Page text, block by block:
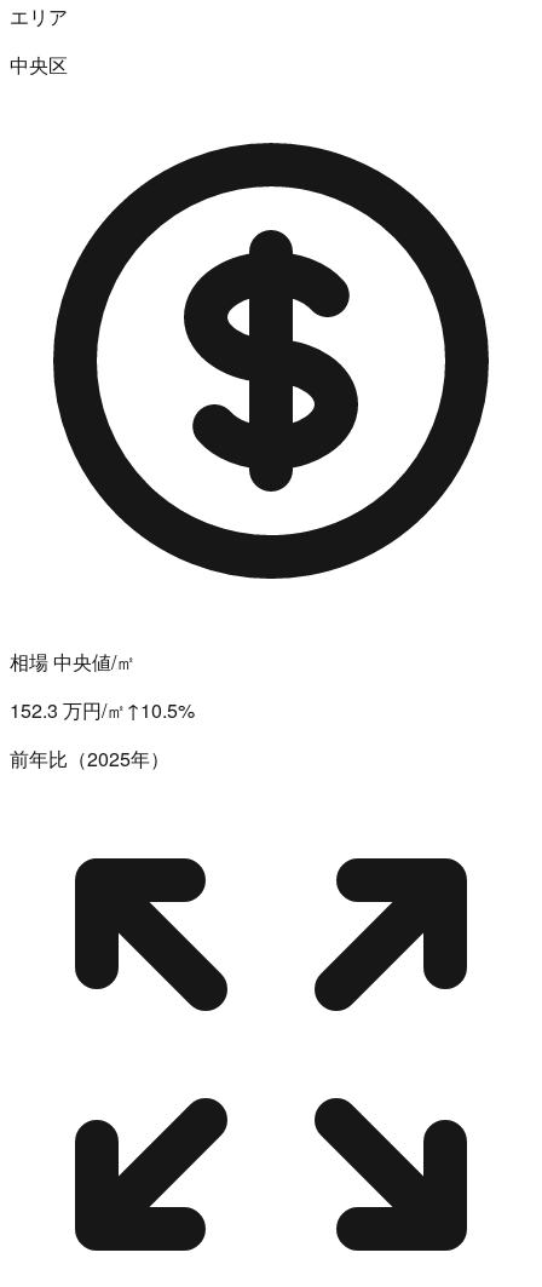
エリア
中央区
相場 中央値/㎡
152.3 万円/㎡↑10.5%
前年比（2025年）